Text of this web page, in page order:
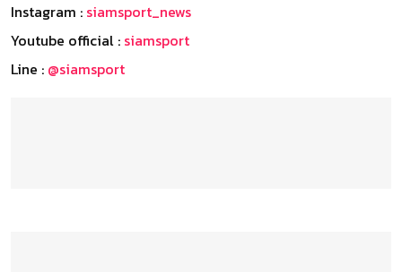
Instagram : siamsport_news
Youtube official : siamsport
Line : @siamsport